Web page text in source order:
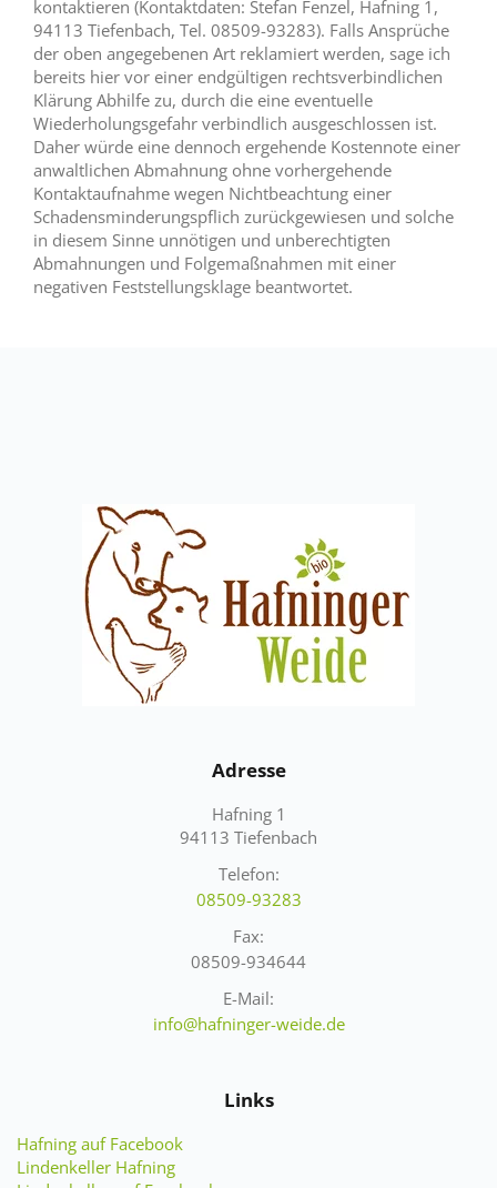
kontaktieren (Kontaktdaten: Stefan Fenzel, Hafning 1,
94113 Tiefenbach, Tel. 08509-93283). Falls Ansprüche
der oben angegebenen Art reklamiert werden, sage ich
bereits hier vor einer endgültigen rechtsverbindlichen
Klärung Abhilfe zu, durch die eine eventuelle
Wiederholungsgefahr verbindlich ausgeschlossen ist.
Daher würde eine dennoch ergehende Kostennote einer
anwaltlichen Abmahnung ohne vorhergehende
Kontaktaufnahme wegen Nichtbeachtung einer
Schadensminderungspflich zurückgewiesen und solche
in diesem Sinne unnötigen und unberechtigten
Abmahnungen und Folgemaßnahmen mit einer
negativen Feststellungsklage beantwortet.
Adresse
Hafning 1
94113 Tiefenbach
Telefon:
08509-93283
Fax:
08509-934644
E-Mail:
info@hafninger-weide.de
Links
Hafning auf Facebook
Lindenkeller Hafning